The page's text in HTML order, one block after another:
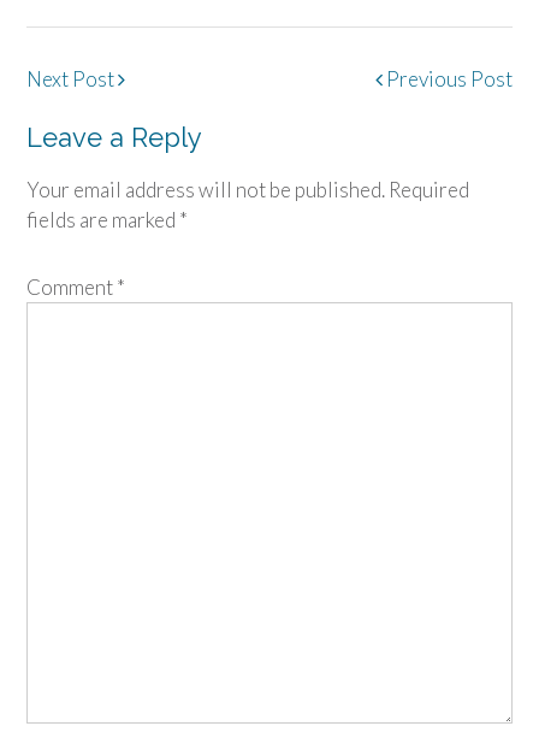
Post
Previous Post
Next Post
Leave a Reply
Your email address will not be published. Required
fields are marked *
Comment*